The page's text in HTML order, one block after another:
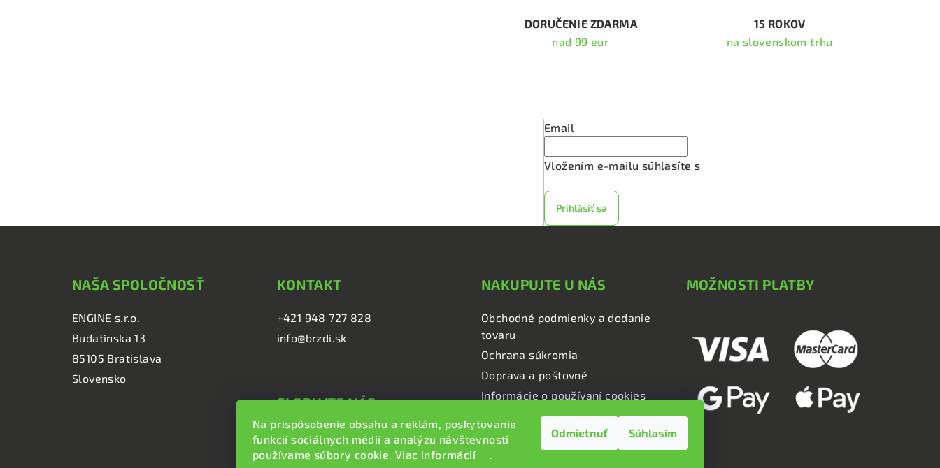
Na prispôsobenie obsahu a reklám, poskytovanie
funkcií sociálnych médií a analýzu návštevnosti
používame súbory cookie. Viac informácií
.
Odmietnuť Súhlasím
c
i
v
k
y
ý
p
DORUČENIE ZDARMA
nad 99 eur
15 ROKOV
na slovenskom trhu
Email
Vložením e-mailu súhlasíte s
Prihlásiť sa
NAŠA SPOLOČNOSŤ
ENGINE s.r.o.
Budatínska 13
85105 Bratislava
Slovensko
KONTAKT
+421 948 727 828
info@brzdi.sk
SLEDUJTE NÁS
brzdi.sk
brzdi.sk
NAKUPUJTE U NÁS
Obchodné podmienky a dodanie
tovaru
Ochrana súkromia
Doprava a poštovné
Informácie o používaní cookies
MOŽNOSTI PLATBY